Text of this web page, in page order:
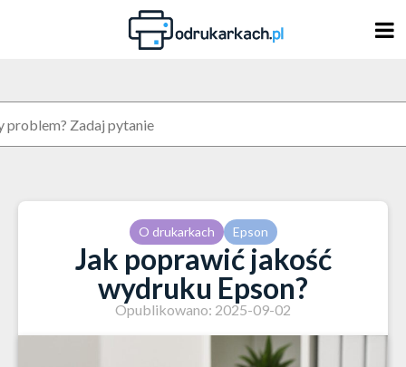
O drukarkach Epson
Jak poprawić jakość
wydruku Epson?
Opublikowano: 2025-09-02